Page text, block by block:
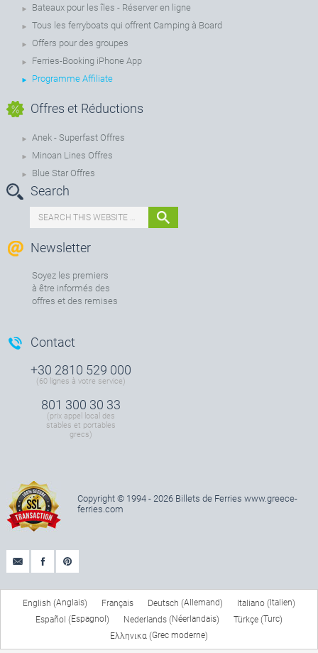
Bateaux pour les îles - Réserver en ligne
Tous les ferryboats qui offrent Camping à Board
Offers pour des groupes
Ferries-Booking iPhone App
Programme Affiliate
Offres et Réductions
Anek - Superfast Offres
Minoan Lines Offres
Blue Star Offres
Search
Newsletter
Soyez les premiers
à être informés des
offres et des remises
Contact
+30 2810 529 000
(60 lignes à votre service)
801 300 30 33
(prix appel local des
stables et portables
grecs)
Copyright © 1994 - 2026 Billets de Ferries www.greece-
ferries.com
English (Anglais) Français Deutsch (Allemand) Italiano ( Italien)
Español (Espagnol ) Nederlands (Néerlandais) Türkçe (Turc)
Ελληνικα (Grec moderne)